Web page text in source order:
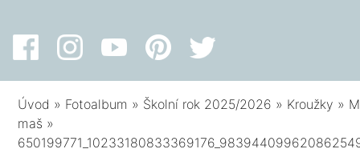
Úvod » Fotoalbum » Školní rok 2025/2026 » Kroužky »
maš »